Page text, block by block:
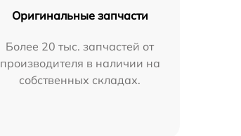
Оригинальные запчасти
Более 20 тыс. запчастей от
производителя в наличии на
собственных складах.